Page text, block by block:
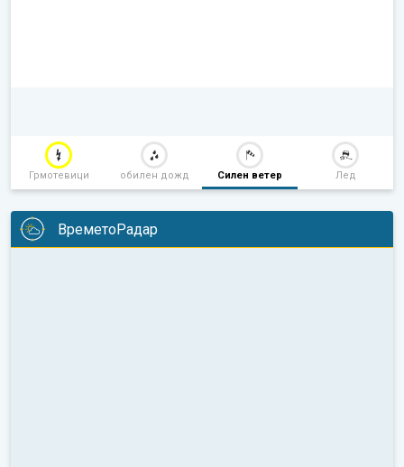
Грмотевици обилен дожд Силен ветер Лед
ВреметоРадар